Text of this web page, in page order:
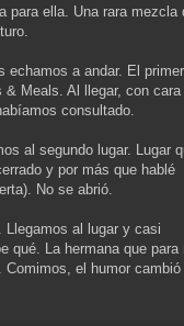
para ella. Una rara mezcla
echamos a andar. El
Meals. Al llegar, con cara
consultado.
al segundo lugar. Lugar
y por más que hablé
No se abrió.
Llegamos al lugar y casi
qué. La hermana que para
el humor